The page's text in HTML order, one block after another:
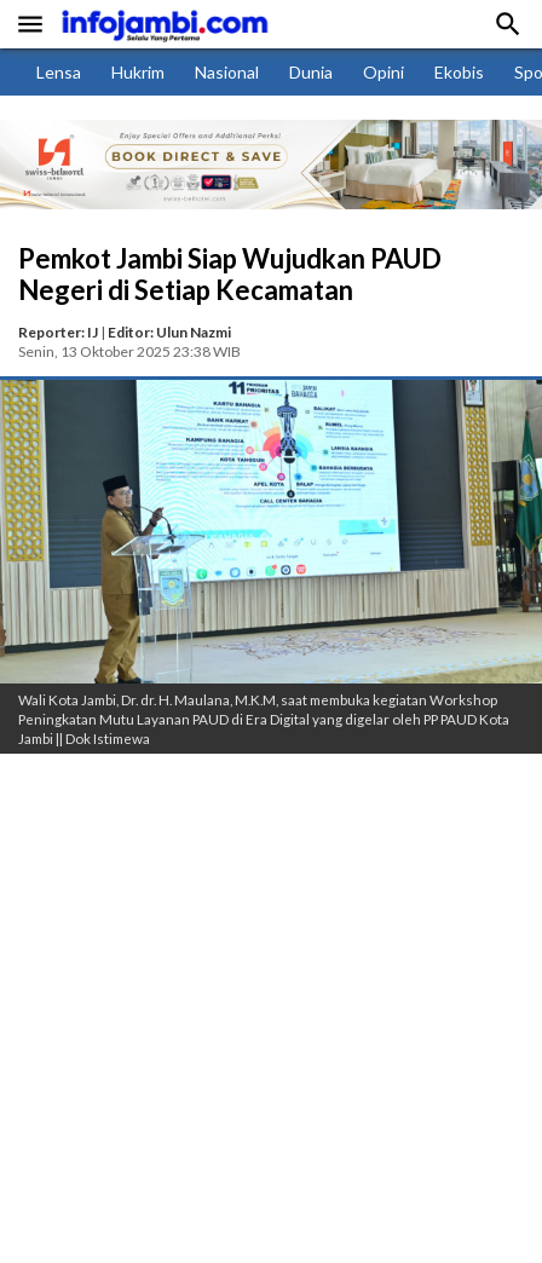
 
Lensa Hukrim Nasional Dunia Opini Ekobis
Pemkot Jambi Siap Wujudkan PAUD
Negeri di Setiap Kecamatan
Reporter: IJ | Editor: Ulun Nazmi
Senin, 13 Oktober 2025 23:38 WIB
Wali Kota Jambi, Dr. dr. H. Maulana, M.K.M, saat membuka kegiatan Workshop
Peningkatan Mutu Layanan PAUD di Era Digital yang digelar oleh PP PAUD Kota
Jambi || Dok Istimewa